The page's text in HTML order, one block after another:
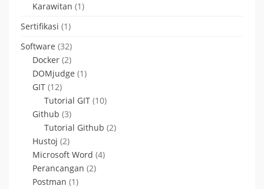
Karawitan (1)
Sertifikasi (1)
Software (32)
Docker (2)
DOMjudge (1)
GIT (12)
Tutorial GIT (10)
Github (3)
Tutorial Github (2)
Hustoj (2)
Microsoft Word (4)
Perancangan (2)
Postman (1)